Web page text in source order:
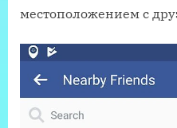
местоположением с